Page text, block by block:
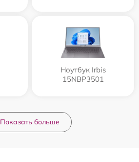
Ноутбук Irbis
15NBP3501
Показать больше